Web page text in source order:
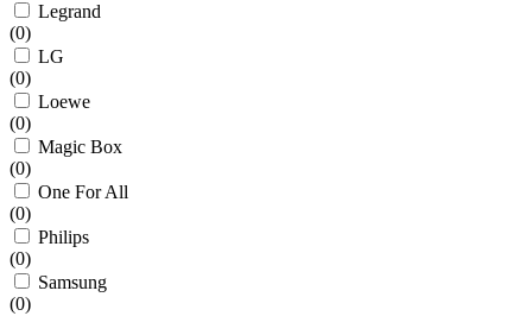
Legrand
(0)
LG
(0)
Loewe
(0)
Magic Box
(0)
One For All
(0)
Philips
(0)
Samsung
(0)